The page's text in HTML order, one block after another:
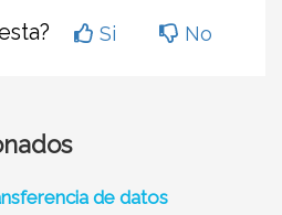
Si No
de datos